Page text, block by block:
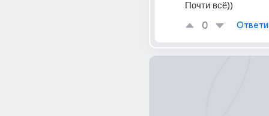
Почти всё))
0